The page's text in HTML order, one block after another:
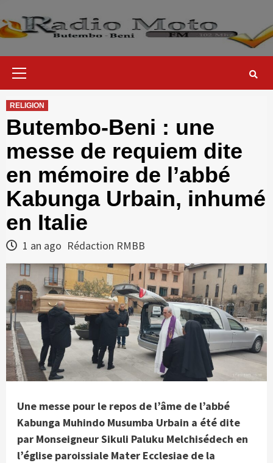
to
content
RELIGION
Butembo-Beni : une
messe de requiem dite
en mémoire de l’abbé
Kabunga Urbain, inhumé
en Italie
1 an ago Rédaction RMBB
Une messe pour le repos de l’âme de l’abbé
Kabunga Muhindo Musumba Urbain a été dite
par Monseigneur Sikuli Paluku Melchisédech en
l’église paroissiale Mater Ecclesiae de la